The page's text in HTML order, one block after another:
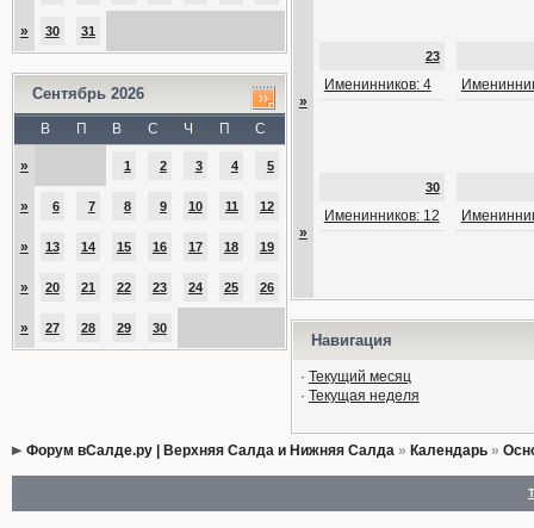
» 30 31
Сентябрь 2026
В П В С Ч П С
» 1 2 3 4 5
» 6 7 8 9 10 11 12
» 13 14 15 16 17 18 19
» 20 21 22 23 24 25 26
» 27 28 29 30
»
23
Именинников: 4
»
30
Именинников: 12
Навигация
· Текущий месяц
· Текущая неделя
Форум вСалде.ру | Верхняя Салда и Нижняя Салда» Календарь»